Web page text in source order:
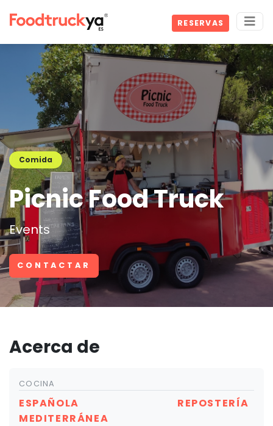
RESERVAS
Comida
Picnic Food Truck
Events
CONTACTAR
Acerca de
COCINA
ESPAÑOLA
REPOSTERÍA
MEDITERRÁNEA